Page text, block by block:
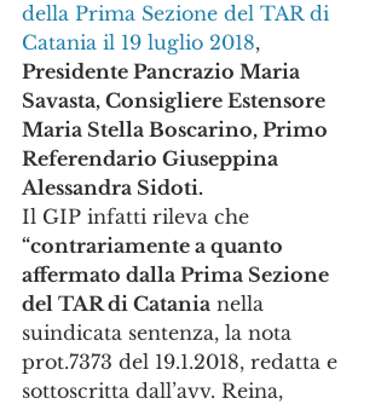
della Prima Sezione del TAR di
Catania il 19 luglio 2018,
Presidente Pancrazio Maria
Savasta, Consigliere Estensore
Maria Stella Boscarino, Primo
Referendario Giuseppina
Alessandra Sidoti.
Il GIP infatti rileva che
“contrariamente a quanto
affermato dalla Prima Sezione
del TAR di Catania nella
suindicata sentenza, la nota
prot.7373 del 19.1.2018, redatta e
sottoscritta dall’avv. Reina,